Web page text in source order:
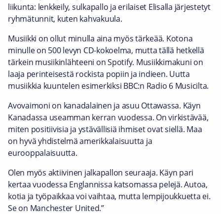
liikunta: lenkkeily, sulkapallo ja erilaiset Elisalla järjestetyt
ryhmätunnit, kuten kahvakuula.
Musiikki on ollut minulla aina myös tärkeää. Kotona
minulle on 500 levyn CD-kokoelma, mutta tällä hetkellä
tärkein musiikinlähteeni on Spotify. Musiikkimakuni on
laaja perinteisestä rockista popiin ja indieen. Uutta
musiikkia kuuntelen esimerkiksi BBC:n Radio 6 Musicilta.
Avovaimoni on kanadalainen ja asuu Ottawassa. Käyn
Kanadassa useamman kerran vuodessa. On virkistävää,
miten positiivisia ja ystävällisiä ihmiset ovat siellä. Maa
on hyvä yhdistelmä amerikkalaisuutta ja
eurooppalaisuutta.
Olen myös aktiivinen jalkapallon seuraaja. Käyn pari
kertaa vuodessa Englannissa katsomassa pelejä. Autoa,
kotia ja työpaikkaa voi vaihtaa, mutta lempijoukkuetta ei.
Se on Manchester United.”